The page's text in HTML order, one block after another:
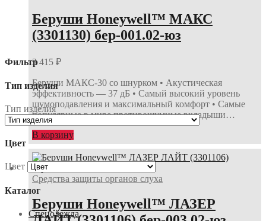
Беруши Honeywell™ МАКС
(3301130) бер-001.02-юз
3 415 ₽
Беруши МАКС-30 со шнурком • Акустическая
эффективность — 37 дБ • Самый высокий уровень
шумоподавления и максимальный комфорт • Самые
популярные в мире противошумные вкладыши…
В корзину
Средства защиты органов слуха
Беруши Honeywell™ ЛАЗЕР
Фильтр
Тип изделия
Тип изделия
Цвет
Цвет
Каталог
Спецодежда